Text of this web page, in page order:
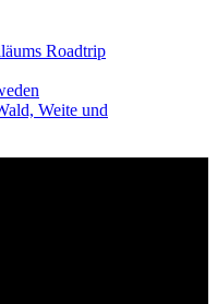
Roadtrip
Weite und